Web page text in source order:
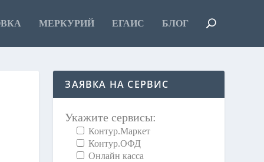
МЕРКУРИЙ ЕГАИС БЛОГ
ЗАЯВКА НА СЕРВИС
Укажите сервисы:
Контур.Маркет
Контур.ОФД
Онлайн касса